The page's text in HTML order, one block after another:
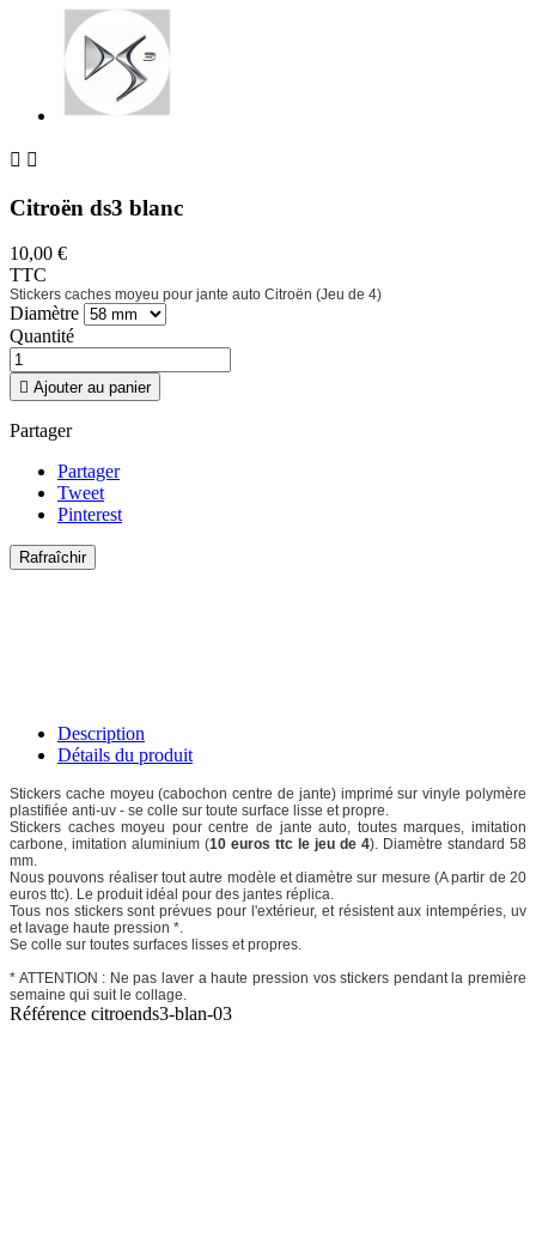
 
Citroën ds3 blanc
10,00 €
TTC
Stickers caches moyeu pour jante auto Citroën (Jeu de 4)
Diamètre
Quantité
 Ajouter au panier
Partager
Partager
Tweet
Pinterest
Description
Détails du produit
Stickers cache moyeu (cabochon centre de jante) imprimé sur vinyle polymère
plastifiée anti-uv - se colle sur toute surface lisse et propre.
Stickers caches moyeu pour centre de jante auto, toutes marques, imitation
carbone, imitation aluminium (10 euros ttc le jeu de 4). Diamètre standard 58
mm.
Nous pouvons réaliser tout autre modèle et diamètre sur mesure (A partir de 20
euros ttc). Le produit idéal pour des jantes réplica.
Tous nos stickers sont prévues pour l'extérieur, et résistent aux intempéries, uv
et lavage haute pression *.
Se colle sur toutes surfaces lisses et propres.
* ATTENTION : Ne pas laver a haute pression vos stickers pendant la première
semaine qui suit le collage.
Référence citroends3-blan-03